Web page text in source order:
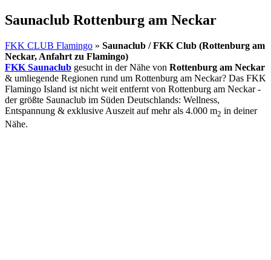
Saunaclub Rottenburg am Neckar
FKK CLUB Flamingo » Saunaclub / FKK Club (Rottenburg am
Neckar, Anfahrt zu Flamingo)
FKK Saunaclub gesucht in der Nähe von Rottenburg am Neckar
& umliegende Regionen rund um Rottenburg am Neckar? Das FKK
Flamingo Island ist nicht weit entfernt von Rottenburg am Neckar -
der größte Saunaclub im Süden Deutschlands: Wellness,
Entspannung & exklusive Auszeit auf mehr als 4.000 m2 in deiner
Nähe.